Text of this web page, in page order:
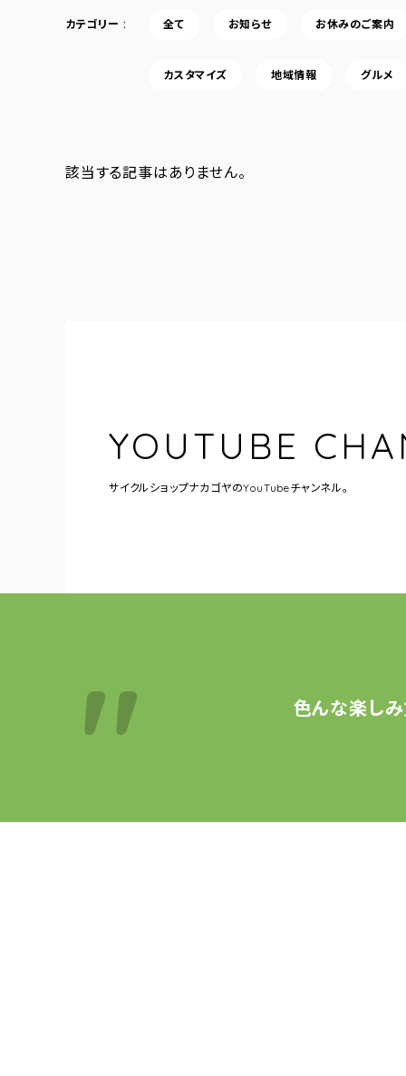
カテゴリー 全て お知らせ お休みのご案内
カスタマイズ 地域情報 グルメ
該当する記事はありません。
YOUTUBE
サイクルショップナカゴヤのYouTubeチャンネル。
色んな楽し